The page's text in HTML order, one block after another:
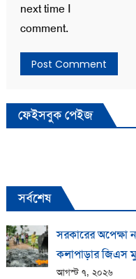
next time I
comment.
ফেইসবুক পেইজ
সর্বশেষ
সরকারের অপেক্ষা
কলাপাড়ার জিএস
আগস্ট ৭, ২০২৬